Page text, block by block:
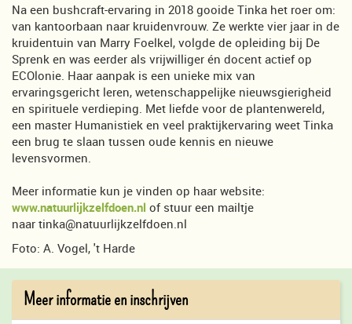
Na een bushcraft-ervaring in 2018 gooide Tinka het roer om:
van kantoorbaan naar kruidenvrouw. Ze werkte vier jaar in de
kruidentuin van Marry Foelkel, volgde de opleiding bij De
Sprenk en was eerder als vrijwilliger én docent actief op
ECOlonie. Haar aanpak is een unieke mix van
ervaringsgericht leren, wetenschappelijke nieuwsgierigheid
en spirituele verdieping. Met liefde voor de plantenwereld,
een master Humanistiek en veel praktijkervaring weet Tinka
een brug te slaan tussen oude kennis en nieuwe
levensvormen.
Meer informatie kun je vinden op haar website:
www.natuurlijkzelfdoen.nl of stuur een mailtje
naar tinka@natuurlijkzelfdoen.nl
Foto: A. Vogel, 't Harde
Meer informatie en inschrijven